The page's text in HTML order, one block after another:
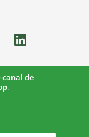
canal de
.